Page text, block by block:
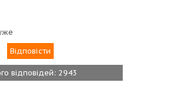
відповідей: 2943